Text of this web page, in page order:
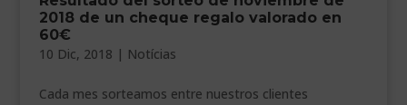
2018 de un cheque regalo valorado en
60€
10 Dic, 2018 | Notícias
Cada mes sorteamos entre nuestros clientes